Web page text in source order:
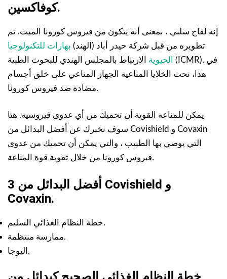
كوفاكسين.
إنه لقاح سلبي ، بمعنى أنه يتكون من فيروس كورونا الميت. تم
تطويره من قبل شركة حيدر أباد (الهند) بهارات للتكنولوجيا
الحيوية الارتباط بالمجلس الهندي للبحوث الطبية (ICMR). في
هذا، تحث الخلايا المناعية الجهاز المناعي على خلق أجسام
مضادة ضد فيروس كورونا.
يمكن للمناعة القوية أن تحميك من أي عدوى فيروسية. هنا
سوف نخبرك عن أفضل البدائل من Covishield و Covaxin
التي يوصي بها الطبيب ، والتي يمكن أن تحميك من عدوى
فيروس كورونا من خلال تقوية قوة المناعة.
3 أفضل البدائل من Covishield و
Covaxin.
خطة النظام الغذائي السليم.
ممارسة منتظمة.
اليوجا.